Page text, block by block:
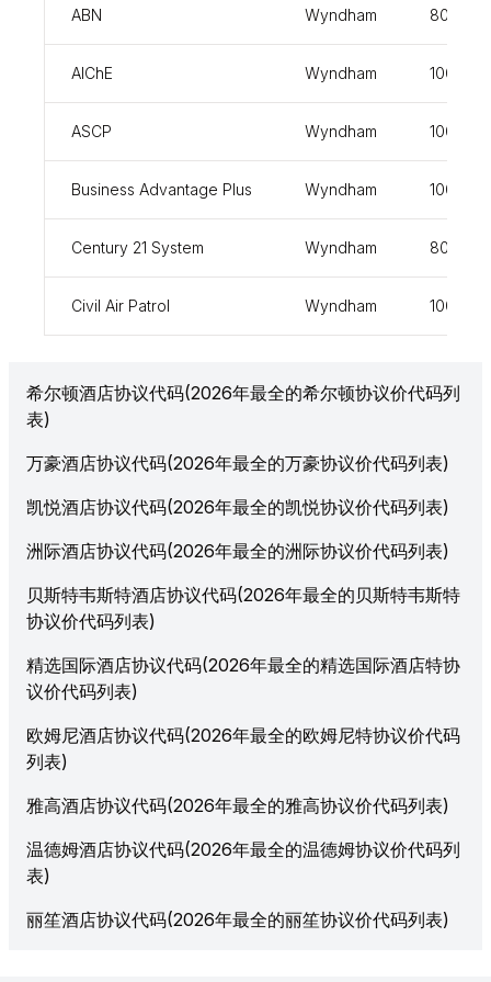
ABN Wyndham
AIChE Wyndham
ASCP Wyndham
Business Advantage Plus Wyndham
Century 21 System Wyndham 803277
Civil Air Patrol Wyndham
希尔顿酒店协议代码(2026年最全的希尔顿协议价代码列
表)
万豪酒店协议代码(2026年最全的万豪协议价代码列表)
凯悦酒店协议代码(2026年最全的凯悦协议价代码列表)
洲际酒店协议代码(2026年最全的洲际协议价代码列表)
贝斯特韦斯特酒店协议代码(2026年最全的贝斯特韦斯特
协议价代码列表)
精选国际酒店协议代码(2026年最全的精选国际酒店特协
议价代码列表)
欧姆尼酒店协议代码(2026年最全的欧姆尼特协议价代码
列表)
雅高酒店协议代码(2026年最全的雅高协议价代码列表)
温德姆酒店协议代码(2026年最全的温德姆协议价代码列
表)
丽笙酒店协议代码(2026年最全的丽笙协议价代码列表)